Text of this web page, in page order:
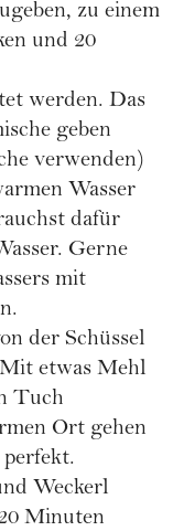
zu einem
und 20
werden. Das
geben
verwenden)
Wasser
dafür
Gerne
mit
der Schüssel
etwas Mehl
Tuch
Ort gehen
Weckerl
Minuten